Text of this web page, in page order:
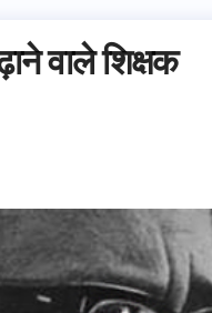
वाले शिक्षक